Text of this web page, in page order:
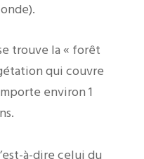
trouve la « forêt
qui couvre
environ 1